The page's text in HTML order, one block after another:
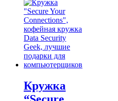
$17.00
through
$21.00
product
has
multiple
variants.
The
options
may
be
the
Кружка